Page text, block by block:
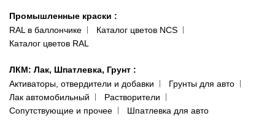
Промышленные краски :
RAL в баллончике
Каталог цветов NCS
Каталог цветов RAL
ЛКМ: Лак, Шпатлевка, Грунт :
Активаторы, отвердители и добавки
Грунты для авто
Лак автомобильный
Растворители
Сопутствующие и прочее
Шпатлевка для авто